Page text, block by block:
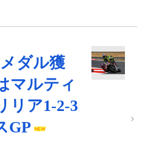
ダル獲
マルティ
リア1-2-3
GP